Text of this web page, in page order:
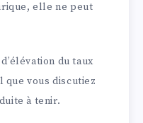
elle ne peut
du taux
que vous discutiez
à tenir.